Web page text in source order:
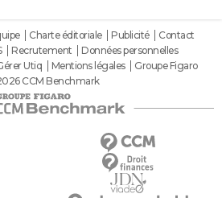
Charte éditoriale Publicité
Contact
Recrutement
Données personnelles
Utiq Mentions légales
Groupe Figaro
CCM Benchmark